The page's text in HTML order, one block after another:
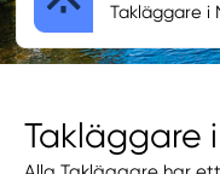
Takläggare
Takläggare i